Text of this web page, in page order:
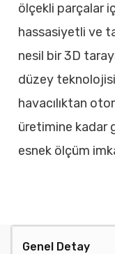
ölçekli parçalar
hassasiyetli ve
nesil bir 3D
düzey
havacılıktan
üretimine kadar
esnek ölçüm
Genel Detay